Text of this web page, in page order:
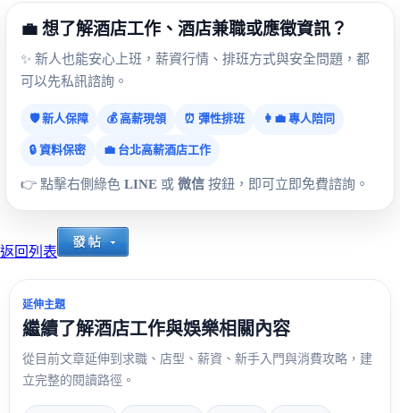
💼 想了解酒店工作、酒店兼職或應徵資訊？
✨ 新人也能安心上班，薪資行情、排班方式與安全問題，都
可以先私訊諮詢。
🛡️ 新人保障 💰 高薪現領 ⏰ 彈性排班 👩‍💼 專人陪同
🔒 資料保密 💼 台北高薪酒店工作
👉 點擊右側綠色 LINE 或 微信 按鈕，即可立即免費諮詢。
返回列表
延伸主題
繼續了解酒店工作與娛樂相關內容
從目前文章延伸到求職、店型、薪資、新手入門與消費攻略，建
立完整的閱讀路徑。